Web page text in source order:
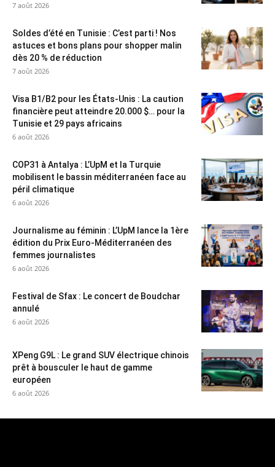
7 août 2026
Soldes d’été en Tunisie : C’est parti ! Nos
astuces et bons plans pour shopper malin
dès 20 % de réduction
7 août 2026
Visa B1/B2 pour les États-Unis : La caution
financière peut atteindre 20.000 $… pour la
Tunisie et 29 pays africains
6 août 2026
COP31 à Antalya : L’UpM et la Turquie
mobilisent le bassin méditerranéen face au
péril climatique
6 août 2026
Journalisme au féminin : L’UpM lance la 1ère
édition du Prix Euro-Méditerranéen des
femmes journalistes
6 août 2026
Festival de Sfax : Le concert de Boudchar
annulé
6 août 2026
XPeng G9L : Le grand SUV électrique chinois
prêt à bousculer le haut de gamme
européen
6 août 2026